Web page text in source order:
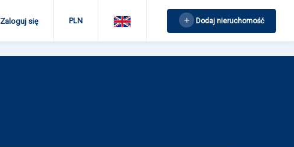
Dodaj nieruchomość
PLN
Zaloguj się